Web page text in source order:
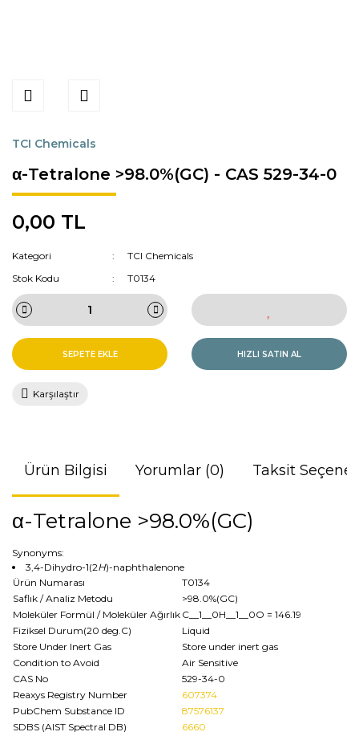
TCI Chemicals
α-Tetralone >98.0%(GC) - CAS 529-34-0
0,00 TL
Kategori
TCI Chemicals
Stok Kodu
T0134
SEPETE EKLE HIZLI SATIN AL
Karşılaştır
Ürün Bilgisi Yorumlar (0) Taksit
α-Tetralone >98.0%(GC)
Synonyms:
3,4-Dihydro-1(2H)-naphthalenone
Ürün Numarası
T0134
Saflık / Analiz Metodu
>98.0%(GC)
Moleküler Formül / Moleküler Ağırlık C__1__0H__1__0O = 146.19
Fiziksel Durum(20 deg.C)
Liquid
Store Under Inert Gas
Store under inert gas
Condition to Avoid
Air Sensitive
CAS No
529-34-0
Reaxys Registry Number
607374
PubChem Substance ID
87576137
SDBS (AIST Spectral DB)
6660